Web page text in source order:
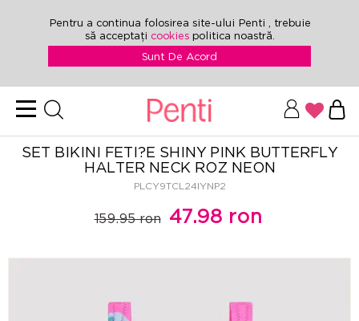
Pentru a continua folosirea site-ului Penti , trebuie
să acceptați cookies politica noastră.
Sunt De Acord
SET BIKINI FETI?E SHINY PINK BUTTERFLY
HALTER NECK ROZ NEON
PLCY9TCL24IYNP2
159.95 ron 47.98 ron